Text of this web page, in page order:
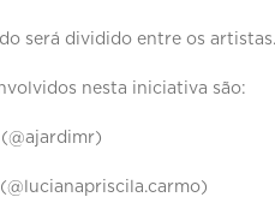
será dividido entre os artistas.
nesta iniciativa são: